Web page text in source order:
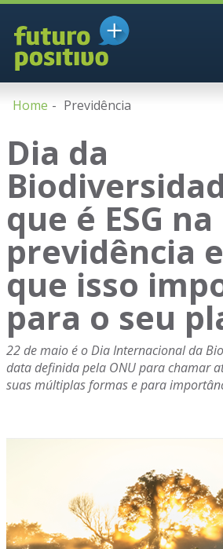
Home Previdência
Dia da
que é ESG na
previdência
que isso
para o seu
22 de maio é o Dia Internacional da
data definida pela ONU para chamar
suas múltiplas formas e para